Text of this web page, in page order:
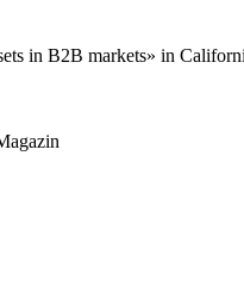
in B2B markets» in